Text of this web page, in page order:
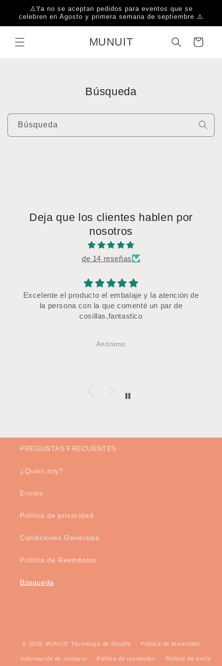
directamente
al contenido
⚠️Ya no se aceptan pedidos para eventos que se
celebren en Agosto y primera semana de septiembre ⚠️
MUNUIT Carrito
Búsqueda
Búsqueda
Deja que los clientes hablen por
nosotros
de 14 reseñas
Excelente el producto el embalaje y la atención de
la persona con la que comenté un par de
cosillas,fantastico
Anónimo
PREGUNTAS FRECUENTES
¿Quién soy?
Envíos
Política de privacidad
Condiciones Generales
Política de Reembolso
Búsqueda
© 2026, MUNUIT Tecnología de Shopify Política de privacidad
Información de contacto Política de reembolso Política de envío